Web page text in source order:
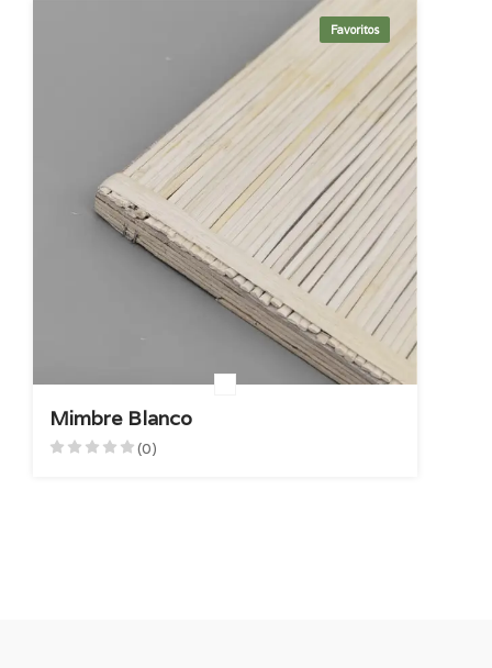
Favoritos
Mimbre Blanco
(0)